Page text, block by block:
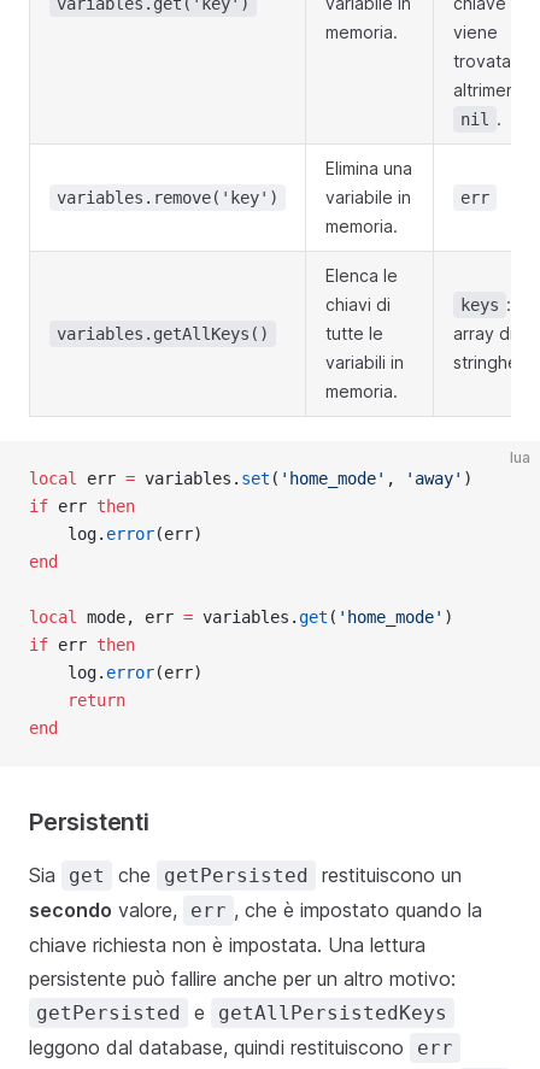
memoria.
viene
trovata,
altrimenti
nil .
variables.remove('key')
Elimina una
variabile in
memoria.
err
variables.getAllKeys()
Elenca le
chiavi di
tutte le
variabili in
memoria.
keys : un
array di
stringhe.
lua
local err = variables. set ( 'home_mode' , 'away' )
if err then
    log.
error(err)
end
local mode, err = variables.get ( 'home_mode' )
if err then
    log.
error(err)
return
end
Persistenti
Sia get che getPersisted
restituiscono un
secondo valore, err , che è impostato quando la
chiave richiesta non è impostata. Una lettura
persistente può fallire anche per un altro motivo:
getPersisted e getAllPersistedKeys
leggono dal database, quindi restituiscono err